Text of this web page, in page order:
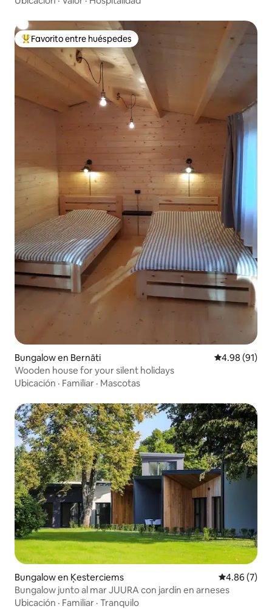
De los mejores en Favorito entre huéspedes
Favorito entre huéspedes
Bungalow en Bernāti Calificación
4.98 (91)
Wooden house for your silent holidays
Ubicación · Familiar · Mascotas
Bungalow en Ķesterciems Calificación
4.86 (7)
Bungalow junto al mar JUURA con jardín en arneses
Ubicación · Familiar · Tranquilo